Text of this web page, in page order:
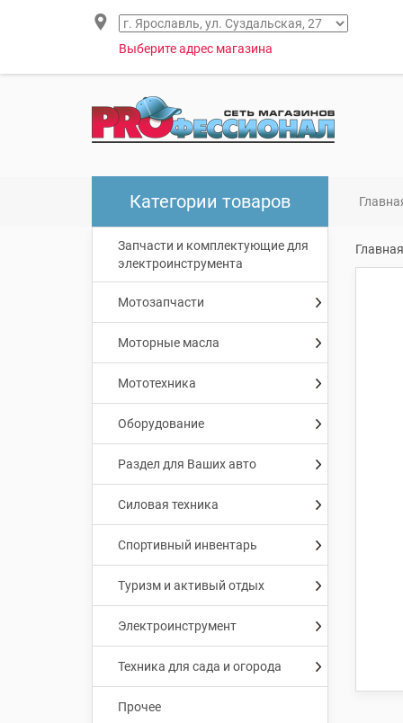
Выберите адрес магазина
Категории товаров
Запчасти и комплектующие для
электроинструмента
Мотозапчасти
Моторные масла
Мототехника
Оборудование
Раздел для Ваших авто
Силовая техника
Спортивный инвентарь
Туризм и активый отдых
Электроинструмент
Техника для сада и огорода
Прочее
Главная